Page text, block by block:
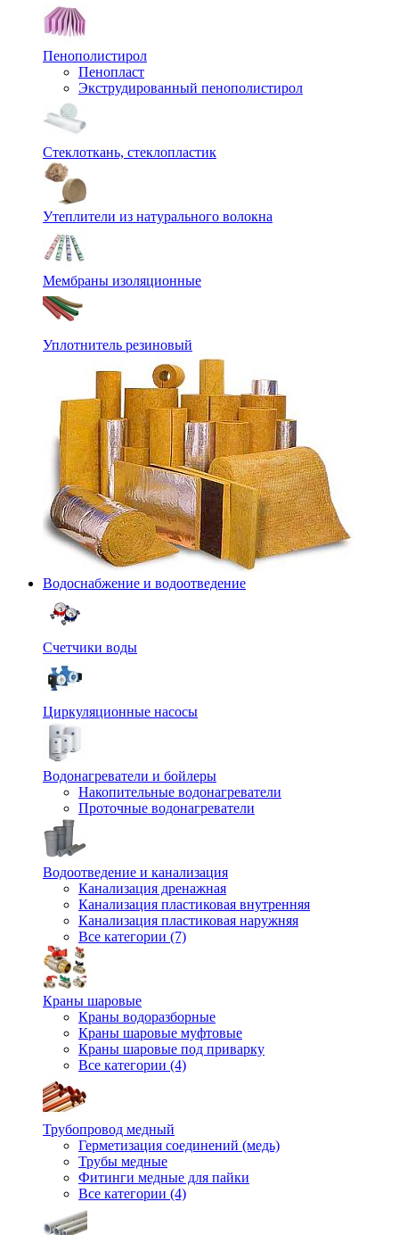
Пенополистирол
Пенопласт
Экструдированный пенополистирол
Стеклоткань, стеклопластик
Утеплители из натурального волокна
Мембраны изоляционные
Уплотнитель резиновый
Водоснабжение и водоотведение
Счетчики воды
Циркуляционные насосы
Водонагреватели и бойлеры
Накопительные водонагреватели
Проточные водонагреватели
Водоотведение и канализация
Канализация дренажная
Канализация пластиковая внутренняя
Канализация пластиковая наружняя
Все категории (7)
Краны шаровые
Краны водоразборные
Краны шаровые муфтовые
Краны шаровые под приварку
Все категории (4)
Трубопровод медный
Герметизация соединений (медь)
Трубы медные
Фитинги медные для пайки
Все категории (4)